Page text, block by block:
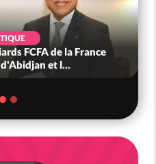
FCFA de la France
et l...